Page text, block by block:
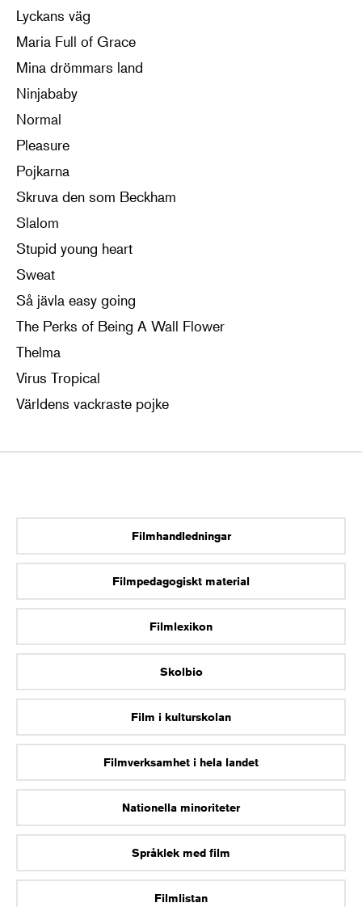
Lyckans väg
Maria Full of Grace
Mina drömmars land
Ninjababy
Normal
Pleasure
Pojkarna
Skruva den som Beckham
Slalom
Stupid young heart
Sweat
Så jävla easy going
The Perks of Being A Wall Flower
Thelma
Virus Tropical
Världens vackraste pojke
Filmhandledningar
Filmpedagogiskt material
Filmlexikon
Skolbio
Film i kulturskolan
Filmverksamhet i hela landet
Nationella minoriteter
Språklek med film
Filmlistan